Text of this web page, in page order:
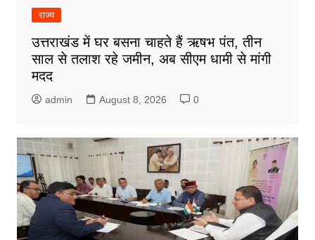
राज्य
उत्तराखंड में घर बसना चाहते हैं ऋषभ पंत, तीन
साल से तलाश रहे जमीन, अब सीएम धामी से मांगी
मदद
admin August 8, 2026 0